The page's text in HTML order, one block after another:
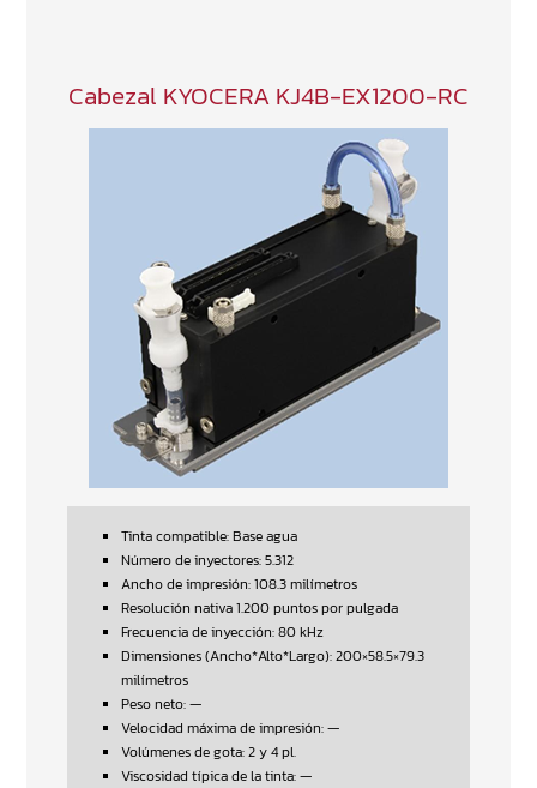
Cabezal KYOCERA KJ4B-EX1200-RC
Tinta compatible: Base agua
Número de inyectores: 5.312
Ancho de impresión: 108.3 milímetros
Resolución nativa 1.200 puntos por pulgada
Frecuencia de inyección: 80 kHz
Dimensiones (Ancho*Alto*Largo): 200×58.5×79.3
milímetros
Peso neto: —
Velocidad máxima de impresión: —
Volúmenes de gota: 2 y 4 pl.
Viscosidad típica de la tinta: —